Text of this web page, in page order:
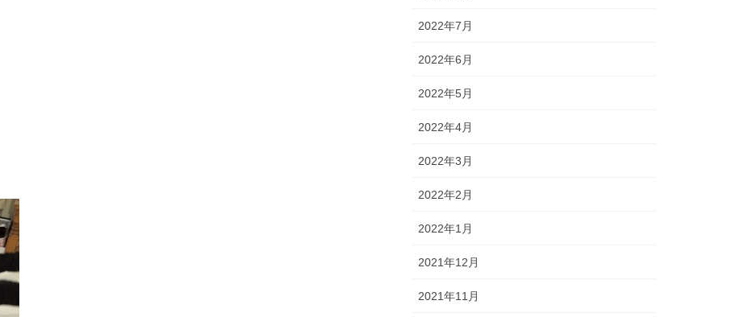
2022年7月
2022年6月
2022年5月
2022年4月
2022年3月
2022年2月
2022年1月
2021年12月
2021年11月